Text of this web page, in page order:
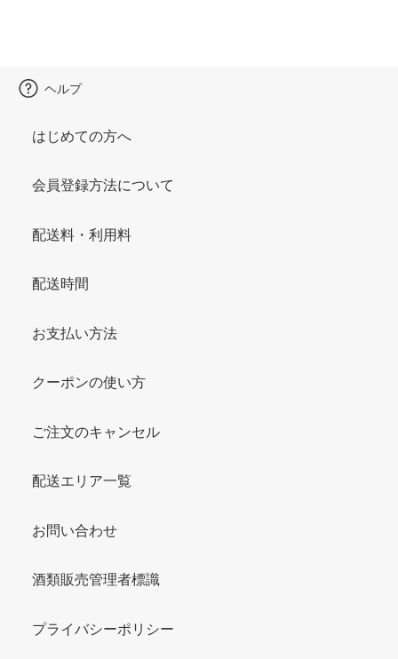
ヘルプ
はじめての方へ
会員登録方法について
配送料・利用料
配送時間
お支払い方法
クーポンの使い方
ご注文のキャンセル
配送エリア一覧
お問い合わせ
酒類販売管理者標識
プライバシーポリシー